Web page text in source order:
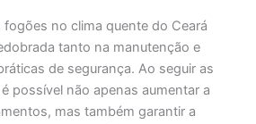
fogões no clima quente do Ceará
tanto na manutenção e
de segurança. Ao seguir as
possível não apenas aumentar a
mas também garantir a